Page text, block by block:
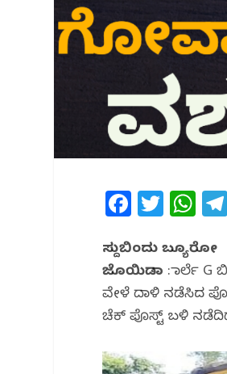
F
c
e
b
o
o
T
itt
e
r
W
at
s
A
p
p
ಸುದ್ದಿಬಿಂದು ಬ್ಯೂರೋ
ಜೊಯಿಡಾ : ಪಾರ್ಲೆ
ವೇಳೆ ದಾಳಿ ನಡೆಸಿದ
ಚೆಕ್ ಪೊಸ್ಟ್ ಬಳಿ